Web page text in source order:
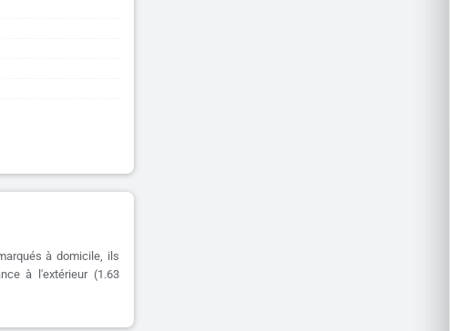
à domicile, ils
à l'extérieur (1.63